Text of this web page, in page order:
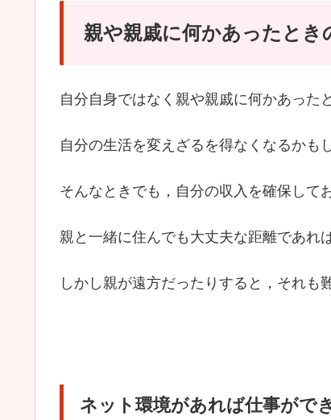
親や親戚に何かあったとき
自分自身ではなく親や親戚に何かあった
自分の生活を変えざるを得なくなるかも
そんなときでも，自分の収入を確保して
親と一緒に住んでも大丈夫な距離であれ
しかし親が遠方だったりすると，それも
ネット環境があれば仕事がで